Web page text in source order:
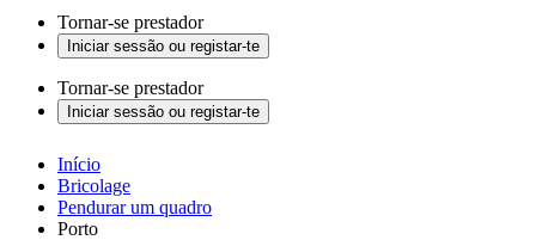
Tornar-se prestador
Iniciar sessão ou registar-te
Tornar-se prestador
Iniciar sessão ou registar-te
Início
Bricolage
Pendurar um quadro
Porto